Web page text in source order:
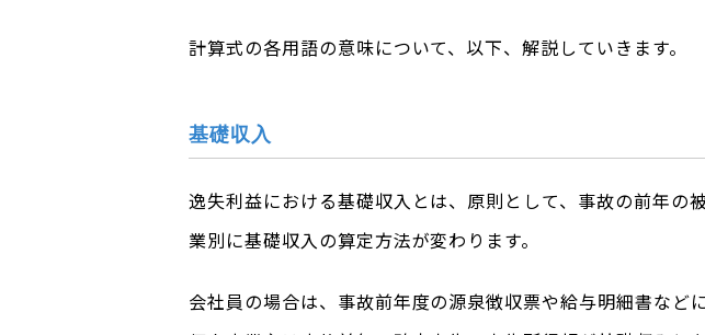
計算式の各用語の意味について、以下、解説していきます。
基礎収入
逸失利益における基礎収入とは、原則として、事故の前年の
業別に基礎収入の算定方法が変わります。
会社員の場合は、事故前年度の源泉徴収票や給与明細書など